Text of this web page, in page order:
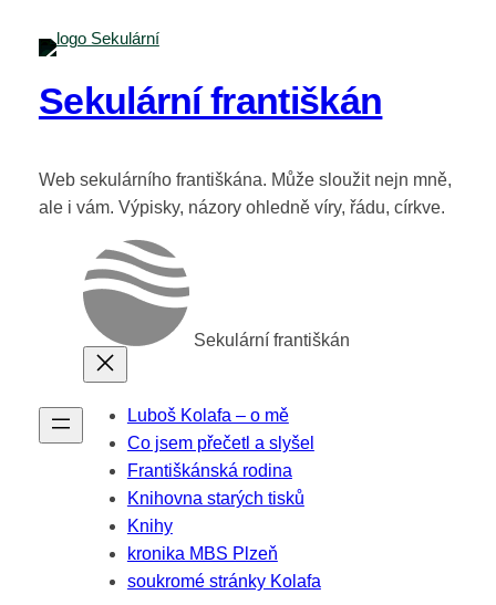
Sekulární františkán
Web sekulárního františkána. Může sloužit nejn mně,
ale i vám. Výpisky, názory ohledně víry, řádu, církve.
Sekulární františkán
Luboš Kolafa – o mě
Co jsem přečetl a slyšel
Františkánská rodina
Knihovna starých tisků
Knihy
kronika MBS Plzeň
soukromé stránky Kolafa